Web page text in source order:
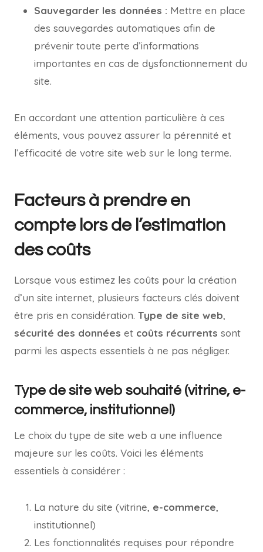
Sauvegarder les données : Mettre en place
des sauvegardes automatiques afin de
prévenir toute perte d’informations
importantes en cas de dysfonctionnement du
site.
En accordant une attention particulière à ces
éléments, vous pouvez assurer la pérennité et
l’efficacité de votre site web sur le long terme.
Facteurs à prendre en
compte lors de l’estimation
des coûts
Lorsque vous estimez les coûts pour la création
d’un site internet, plusieurs facteurs clés doivent
être pris en considération. Type de site web,
sécurité des données et coûts récurrents sont
parmi les aspects essentiels à ne pas négliger.
Type de site web souhaité (vitrine, e-
commerce, institutionnel)
Le choix du type de site web a une influence
majeure sur les coûts. Voici les éléments
essentiels à considérer :
La nature du site (vitrine, e-commerce,
institutionnel)
Les fonctionnalités requises pour répondre